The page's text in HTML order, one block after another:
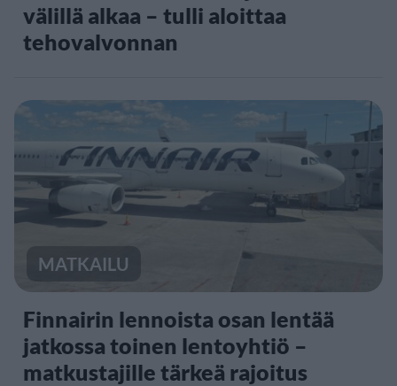
välillä alkaa – tulli aloittaa
tehovalvonnan
MATKAILU
Finnairin lennoista osan lentää
jatkossa toinen lentoyhtiö –
matkustajille tärkeä rajoitus